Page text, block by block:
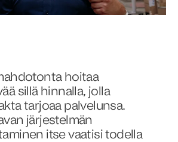
hoitaa
sillä hinnalla, jolla
tarjoaa palvelunsa.
järjestelmän
itse vaatisi todella